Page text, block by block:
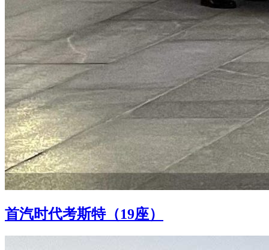
首汽时代考斯特（19座）